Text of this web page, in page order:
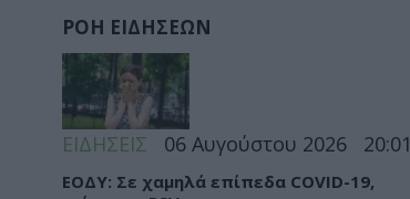
ΡΟΗ ΕΙΔΗΣΕΩΝ
ΕΙΔΗΣΕΙΣ 06 Αυγούστου 2026 20:01
ΕΟΔΥ: Σε χαμηλά επίπεδα COVID-19,